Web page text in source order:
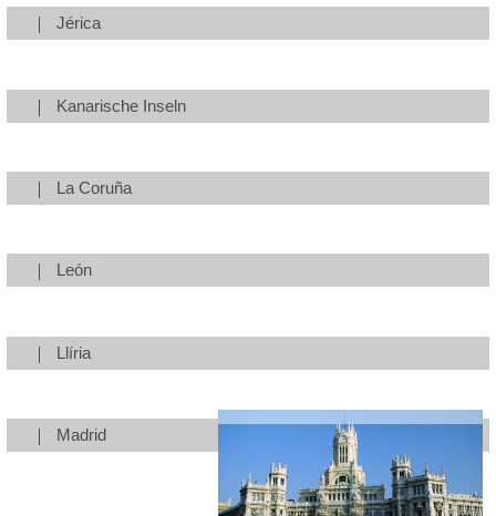
Jérica
Kanarische Inseln
La Coruña
León
Llíria
Madrid